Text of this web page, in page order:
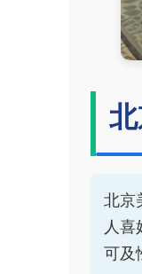
北京
人
可及